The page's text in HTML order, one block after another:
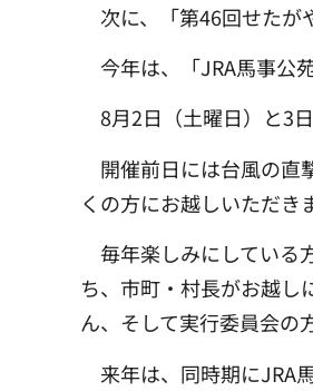
次に、「第46回せたが
今年は、「JRA馬事公
8月2日（土曜日）と3
開催前日には台風の直
くの方にお越しいただき
毎年楽しみにしている
ち、市町・村長がお越し
ん、そして実行委員会の
来年は、同時期にJRA